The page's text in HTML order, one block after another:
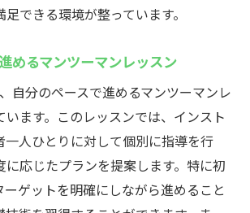
できる環境が整っています。
めるマンツーマンレッスン
自分のペースで進めるマンツーマンレ
います。このレッスンでは、インスト
一人ひとりに対して個別に指導を行
に応じたプランを提案します。特に初
ゲットを明確にしながら進めること